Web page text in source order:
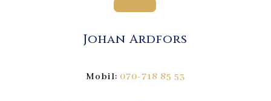
Johan Ardfors
Mobil: 070-718 85 53